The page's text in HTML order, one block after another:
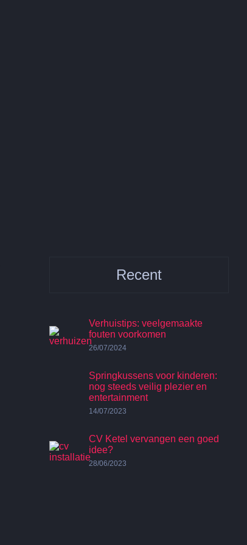
Recent
Verhuistips: veelgemaakte
fouten voorkomen
26/07/2024
Springkussens voor kinderen:
nog steeds veilig plezier en
entertainment
14/07/2023
CV Ketel vervangen een goed
idee?
28/06/2023